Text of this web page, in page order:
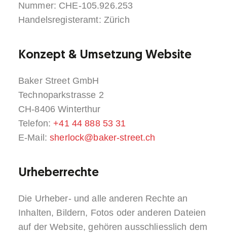
Nummer: CHE-105.926.253
Handelsregisteramt: Zürich
Konzept & Umsetzung Website
Baker Street GmbH
Technoparkstrasse 2
CH-8406 Winterthur
Telefon:+41 44 888 53 31
E-Mail:sherlock@baker-street.ch
Urheberrechte
Die Urheber- und alle anderen Rechte an
Inhalten, Bildern, Fotos oder anderen Dateien
auf der Website, gehören ausschliesslich dem